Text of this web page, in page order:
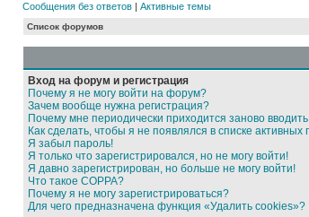
Сообщения без ответов | Активные темы
Список форумов
Вход на форум и регистрация
Почему я не могу войти на форум?
Зачем вообще нужна регистрация?
Почему мне периодически приходится заново
Как сделать, чтобы я не появлялся в списке активных
Я забыл пароль!
Я только что зарегистрировался, но не могу войти!
Я давно зарегистрирован, но больше не могу войти!
Что такое COPPA?
Почему я не могу зарегистрироваться?
Для чего предназначена функция «Удалить cookies»?